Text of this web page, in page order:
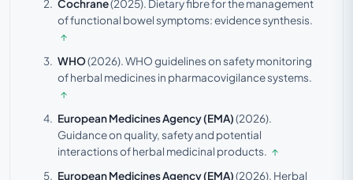
Cochrane(2025). Dietary fibre for the management
of functional bowel symptoms: evidence synthesis.
↑
WHO(2026).WHO guidelines on safety monitoring
of herbal medicines in pharmacovigilance systems.
↑
European Medicines Agency (EMA)(2026).
Guidance on quality, safety and potential
interactions of herbal medicinal products. ↑
European Medicines Agency (EMA)(2026). Herbal